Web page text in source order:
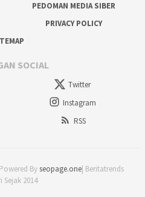
PEDOMAN MEDIA SIBER
PRIVACY POLICY
SOCIAL
Twitter
Instagram
RSS
Byseopage.one| Beritatrends
Sejak 2014